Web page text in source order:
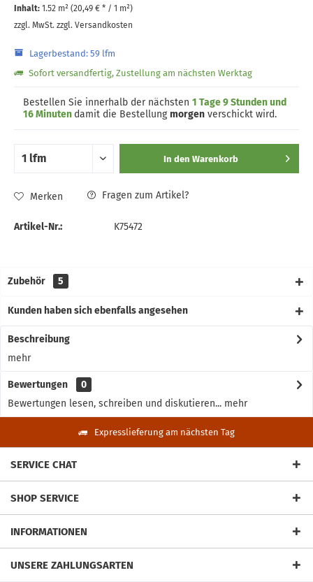
Inhalt: 1.52 m² (20,49 € * / 1 m²)
zzgl. MwSt. zzgl. Versandkosten
Lagerbestand: 59 lfm
Sofort versandfertig, Zustellung am nächsten Werktag
Bestellen Sie innerhalb der nächsten 1 Tage 9 Stunden und
16 Minuten damit die Bestellungmorgen verschickt wird.
In den Warenkorb
Merken Fragen zum Artikel?
Artikel-Nr.: K75472
Zubehör 5
Kunden haben sich ebenfalls angesehen
Beschreibung
mehr
Bewertungen
0
Bewertungen lesen, schreiben und diskutieren... mehr
Expresslieferung am nächsten Tag
SERVICE CHAT
SHOP SERVICE
INFORMATIONEN
UNSERE ZAHLUNGSARTEN